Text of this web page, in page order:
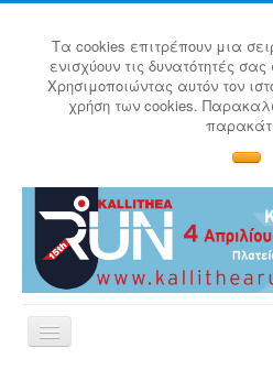
Τα cookies επιτρέπουν μια
ενισχύουν τις δυνατότητές
Χρησιμοποιώντας αυτόν τον
χρήση των cookies.